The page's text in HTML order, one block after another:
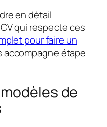
en détail
qui respecte ces
pour faire un
accompagne étape
de